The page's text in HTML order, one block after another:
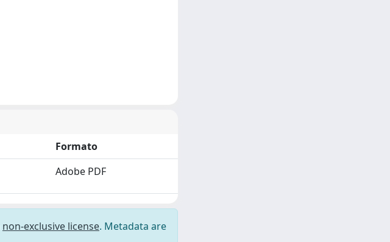
Formato
Adobe PDF
non-exclusive license. Metadata are